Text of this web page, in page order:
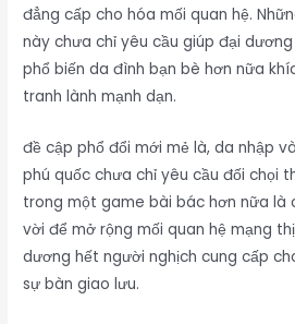
đẳng cấp cho hóa mối quan hệ.
này chưa chỉ yêu cầu giúp đại
phổ biến da đình bạn bè hơn nữa
tranh lành mạnh dạn.
đề cập phổ đổi mới mẻ là, da nhập
phú quốc chưa chỉ yêu cầu đối chọi
trong một game bài bác hơn nữa là
vời để mở rộng mối quan hệ mạng
dương hết người nghịch cung cấp
sự bàn giao lưu.